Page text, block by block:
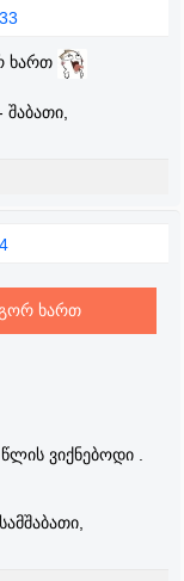
33
ხართ
შაბათი,
ხართ
ვიქნებოდი .
სამშაბათი,